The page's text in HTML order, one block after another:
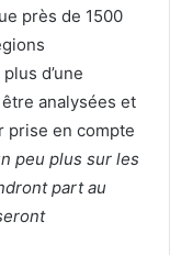
près de 1500
d’une
analysées et
prise en compte
peu plus sur les
part au